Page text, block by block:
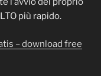
più rapido.
– download free